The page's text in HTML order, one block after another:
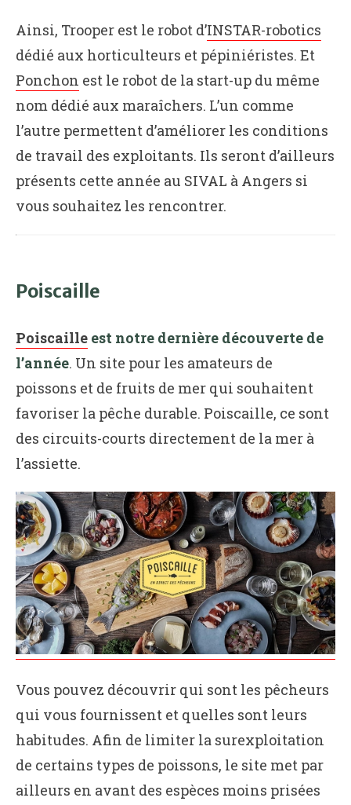
Ainsi, Trooper est le robot d’INSTAR-robotics
dédié aux horticulteurs et pépiniéristes. Et
Ponchon est le robot de la start-up du même
nom dédié aux maraîchers. L’un comme
l’autre permettent d’améliorer les conditions
de travail des exploitants. Ils seront d’ailleurs
présents cette année au SIVAL à Angers si
vous souhaitez les rencontrer.
Poiscaille
Poiscaille est notre dernière découverte de
l’année. Un site pour les amateurs de
poissons et de fruits de mer qui souhaitent
favoriser la pêche durable. Poiscaille, ce sont
des circuits-courts directement de la mer à
l’assiette.
Vous pouvez découvrir qui sont les pêcheurs
qui vous fournissent et quelles sont leurs
habitudes. Afin de limiter la surexploitation
de certains types de poissons, le site met par
ailleurs en avant des espèces moins prisées